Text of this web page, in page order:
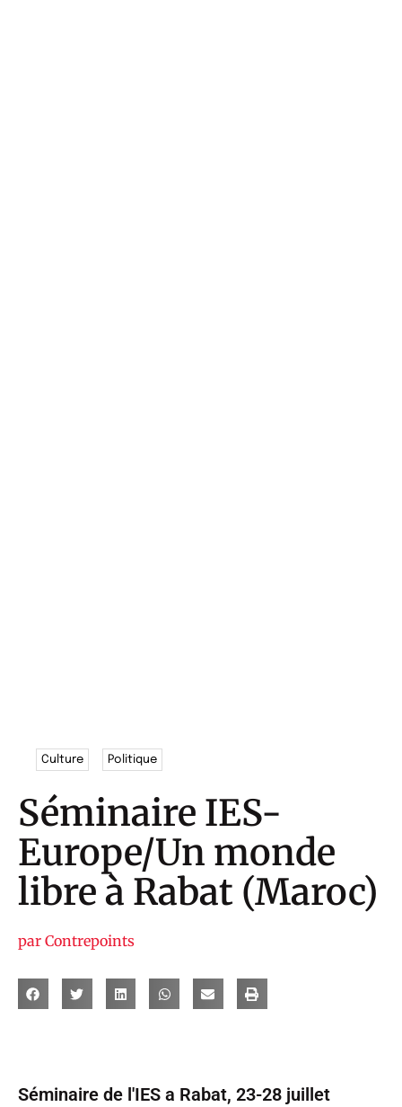
Culture Politique
Séminaire IES-
Europe/Un monde
libre à Rabat (Maroc)
par Contrepoints
Séminaire de l'IES a Rabat, 23-28 juillet